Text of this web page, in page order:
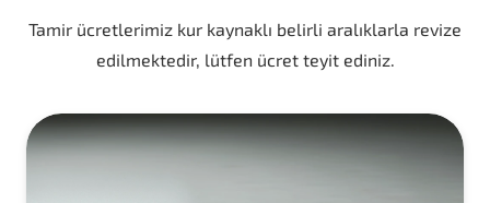
Tamir ücretlerimiz kur kaynaklı belirli aralıklarla revize
edilmektedir, lütfen ücret teyit ediniz.